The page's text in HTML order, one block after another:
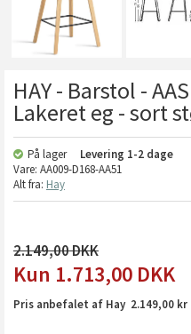
HAY - Barstol -
Lakeret eg - sort
På lager Levering 1-2 dage
Vare: AA009-D168-AA51
Alt fra: Hay
2.149,00
1.713,00 DKK
Pris anbefalet af Hay 2.149,00 kr